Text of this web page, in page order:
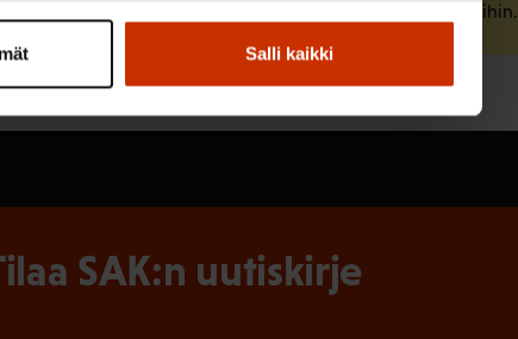
Salli kaikki
Tutustu työelämän pelisääntöihin.
SAK:n uutiskirje